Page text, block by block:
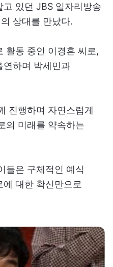
있던 JBS 일자리방송
상대를 만났다.
활동 중인 이경흔 씨로,
연하며 박세민과
진행하며 자연스럽게
의 미래를 약속하는
들은 구체적인 예식
대한 확신만으로